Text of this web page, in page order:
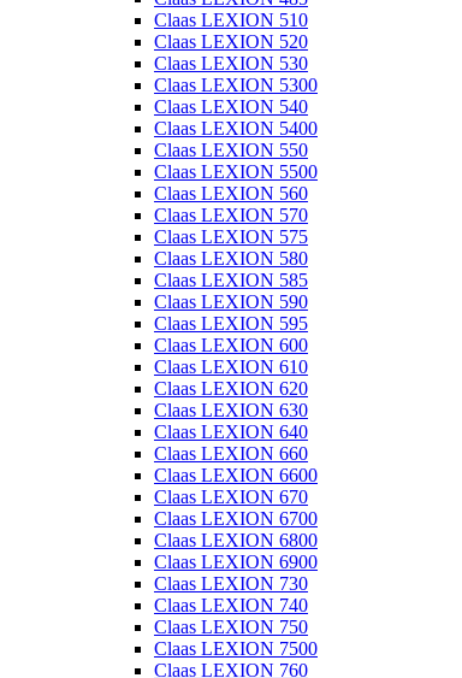
Claas LEXION 510
Claas LEXION 520
Claas LEXION 530
Claas LEXION 5300
Claas LEXION 540
Claas LEXION 5400
Claas LEXION 550
Claas LEXION 5500
Claas LEXION 560
Claas LEXION 570
Claas LEXION 575
Claas LEXION 580
Claas LEXION 585
Claas LEXION 590
Claas LEXION 595
Claas LEXION 600
Claas LEXION 610
Claas LEXION 620
Claas LEXION 630
Claas LEXION 640
Claas LEXION 660
Claas LEXION 6600
Claas LEXION 670
Claas LEXION 6700
Claas LEXION 6800
Claas LEXION 6900
Claas LEXION 730
Claas LEXION 740
Claas LEXION 750
Claas LEXION 7500
Claas LEXION 760